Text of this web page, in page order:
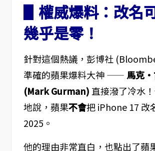
▋權威爆料：改名
幾乎是零！
針對這個熱議，彭博社
準確的蘋果爆料大神 ——馬克
(Mark Gurman)直接潑了冷水
地說，蘋果不會把 iPhone 17 改
2025。
他的理由非常直白，也點出了蘋